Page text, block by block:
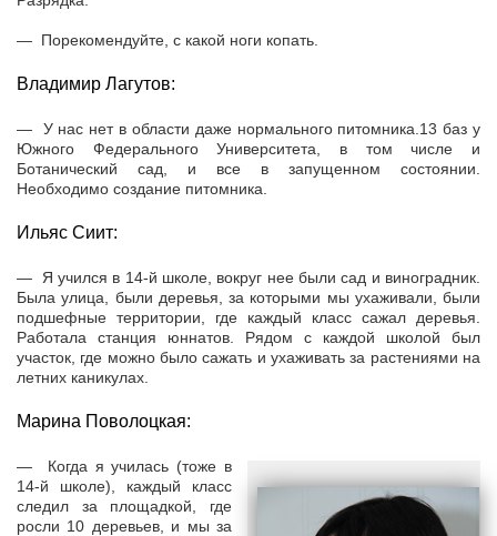
— Порекомендуйте, с какой ноги копать.
Владимир Лагутов:
— У нас нет в области даже нормального питомника.13 баз у
Южного Федерального Университета, в том числе и
Ботанический сад, и все в запущенном состоянии.
Необходимо создание питомника.
Ильяс Сиит:
— Я учился в 14-й школе, вокруг нее были сад и виноградник.
Была улица, были деревья, за которыми мы ухаживали, были
подшефные территории, где каждый класс сажал деревья.
Работала станция юннатов. Рядом с каждой школой был
участок, где можно было сажать и ухаживать за растениями на
летних каникулах.
Марина Поволоцкая:
— Когда я училась (тоже в
14-й школе), каждый класс
следил за площадкой, где
росли 10 деревьев, и мы за